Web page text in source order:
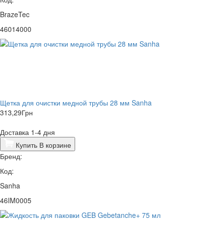
BrazeTec
46014000
Щетка для очистки медной трубы 28 мм Sanha
313,29Грн
Доставка 1-4 дня
Купить В корзине
Бренд:
Код:
Sanha
46IM0005